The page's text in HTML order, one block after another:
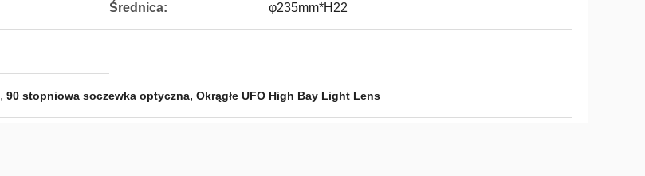
Średnica: φ235mm*H22
, 90 stopniowa soczewka optyczna, Okrągłe UFO High Bay Light Lens